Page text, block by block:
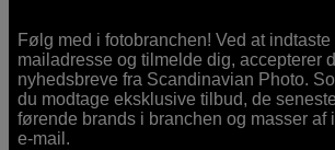
Følg med i fotobranchen! Ved at indtaste
mailadresse og tilmelde dig, accepterer
nyhedsbreve fra Scandinavian Photo.
du modtage eksklusive tilbud, de
førende brands i branchen og masser af
e-mail.